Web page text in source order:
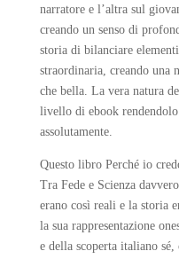
narratore e l’altra sul
creando un senso di
storia di bilanciare
straordinaria, creando una
che bella. La vera natura
livello di ebook
assolutamente.
Questo libro Perché io
Tra Fede e Scienza
erano così reali e la storia
la sua rappresentazione
e della scoperta italiano